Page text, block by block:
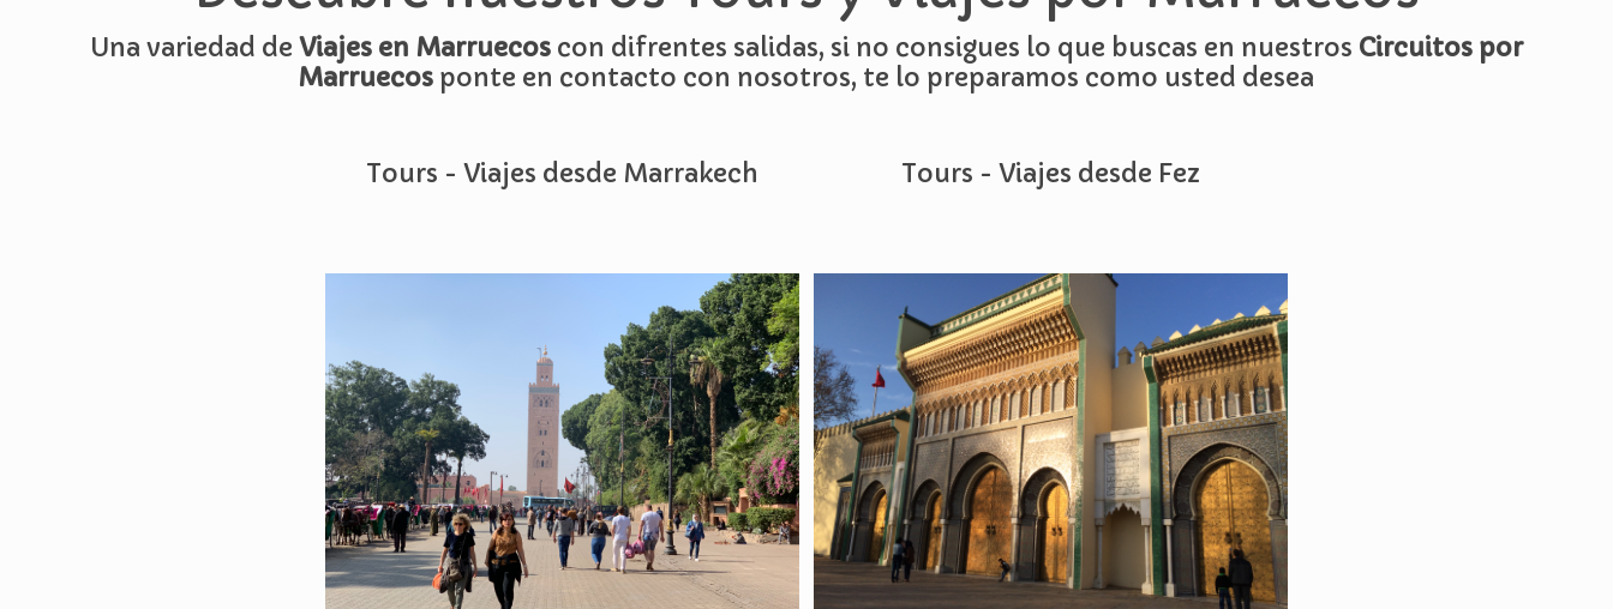
Una variedad de Viajes en Marruecoscon difrentes salidas, si no consigues lo que buscas en nuestros Circuitos por
Marruecos ponte en contacto con nosotros, te lo preparamos como usted desea
Tours - Viajes desde Marrakech Tours - Viajes desde Fez